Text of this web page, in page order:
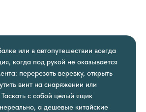
или в автопутешествии всегда
когда под рукой не оказывается
перерезать веревку, открыть
винт на снаряжении или
Таскать с собой целый ящик
а дешевые китайские